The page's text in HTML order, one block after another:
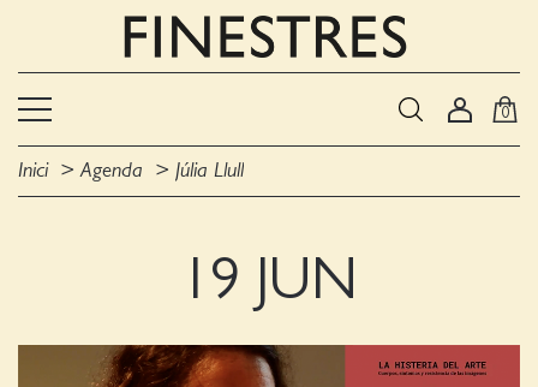
0
Inici Agenda Júlia Llull
19 JUN